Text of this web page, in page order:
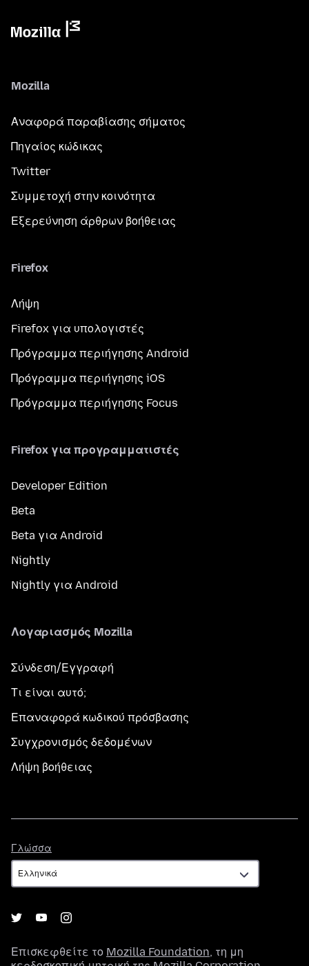
Mozilla
Αναφορά παραβίασης σήματος
Πηγαίος κώδικας
Twitter
Συμμετοχή στην κοινότητα
Εξερεύνηση άρθρων βοήθειας
Firefox
Λήψη
Firefox για υπολογιστές
Πρόγραμμα περιήγησης Android
Πρόγραμμα περιήγησης iOS
Πρόγραμμα περιήγησης Focus
Firefox για προγραμματιστές
Developer Edition
Beta
Beta για Android
Nightly
Nightly για Android
Λογαριασμός Mozilla
Σύνδεση/Εγγραφή
Τι είναι αυτό;
Επαναφορά κωδικού πρόσβασης
Συγχρονισμός δεδομένων
Λήψη βοήθειας
Γλώσσα
Επισκεφθείτε το Mozilla Foundation, τη μη